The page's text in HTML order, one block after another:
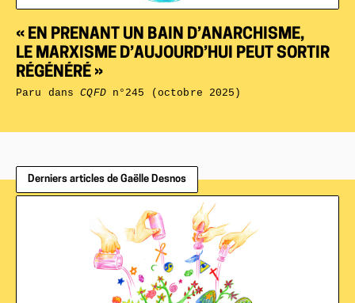
« EN PRENANT UN BAIN D’ANARCHISME,
LE MARXISME D’AUJOURD’HUI PEUT SORTIR
RÉGÉNÉRÉ »
Paru dansCQFDn°245 (octobre 2025)
Derniers articles de Gaëlle Desnos